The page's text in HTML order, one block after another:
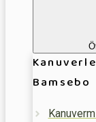
Bamsebo